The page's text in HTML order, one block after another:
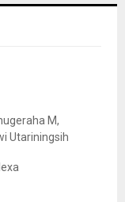
M,
Utariningsih